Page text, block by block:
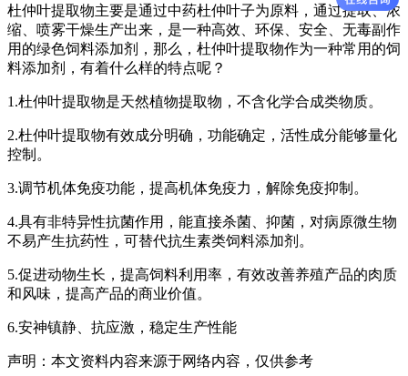
杜仲叶提取物主要是通过中药杜仲叶子为原料，通过提取、浓
缩、喷雾干燥生产出来，是一种高效、环保、安全、无毒副作
用的绿色饲料添加剂，那么，杜仲叶提取物作为一种常用的饲
料添加剂，有着什么样的特点呢？
1.杜仲叶提取物是天然植物提取物，不含化学合成类物质。
2.杜仲叶提取物有效成分明确，功能确定，活性成分能够量化
控制。
3.调节机体免疫功能，提高机体免疫力，解除免疫抑制。
4.具有非特异性抗菌作用，能直接杀菌、抑菌，对病原微生物
不易产生抗药性，可替代抗生素类饲料添加剂。
5.促进动物生长，提高饲料利用率，有效改善养殖产品的肉质
和风味，提高产品的商业价值。
6.安神镇静、抗应激，稳定生产性能
声明：本文资料内容来源于网络内容，仅供参考